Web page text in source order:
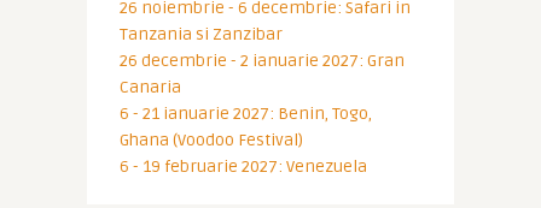
26 noiembrie - 6 decembrie: Safari in
Tanzania si Zanzibar
26 decembrie - 2 ianuarie 2027: Gran
Canaria
6 - 21 ianuarie 2027: Benin, Togo,
Ghana (Voodoo Festival)
6 - 19 februarie 2027: Venezuela